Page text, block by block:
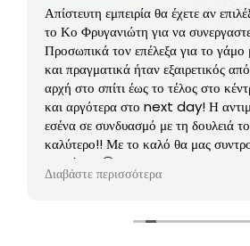
Απίστευτη εμπειρία θα έχετε αν
το Κο Φρυγανιώτη για να
Προσωπικά τον επέλεξα για το γάμο
και πραγματικά ήταν εξαιρετικός
αρχή στο σπίτι έως το τέλος στο
και αργότερα στο next day! Η
εσένα σε συνδυασμό με τη δουλειά
καλύτερο!! Με το καλό θα μας
βαφτίσεις 🤗
Διαβάστε περισσότερα